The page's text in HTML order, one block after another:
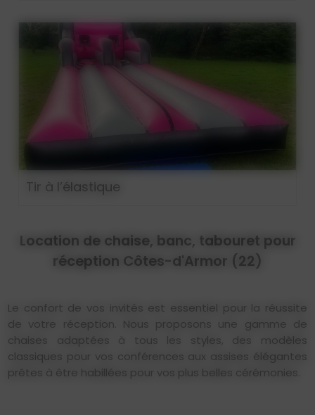
Tir à l’élastique
Location de chaise, banc, tabouret pour
réception Côtes-d'Armor (22)
Le confort de vos invités est essentiel pour la réussite
de votre réception. Nous proposons une gamme de
chaises adaptées à tous les styles, des modèles
classiques pour vos conférences aux assises élégantes
prêtes à être habillées pour vos plus belles cérémonies.